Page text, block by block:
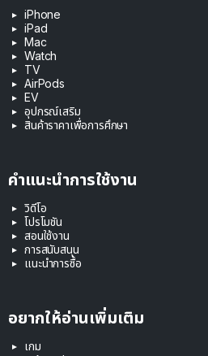
iPhone
iPad
Mac
Watch
TV
AirPods
EV
อุปกรณ์เสริม
สินค้าราคาเพื่อการศึกษา
คำแนะนำการใช้งาน
วิดีโอ
โปรโมชัน
สอนใช้งาน
การสนับสนุน
แนะนำการซื้อ
อยากให้อ่านเพิ่มเติม
เกม